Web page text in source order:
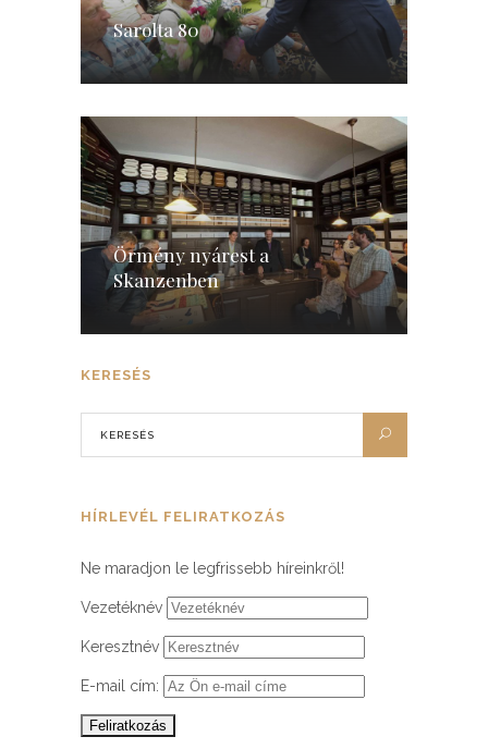
Sarolta 80
Örmény nyárest a
Skanzenben
KERESÉS
HÍRLEVÉL FELIRATKOZÁS
Ne maradjon le legfrissebb híreinkről!
Vezetéknév
Keresztnév
E-mail cím: